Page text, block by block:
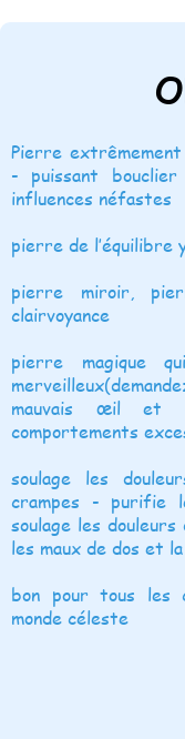
Pierre
- puissant
influences néfastes
pierre de l’équilibre
pierre miroir,
clairvoyance
pierre magique
mauvais œil et
comportements
soulage les
crampes - purifie
soulage les douleurs
les maux de dos et
bon pour tous les
monde céleste